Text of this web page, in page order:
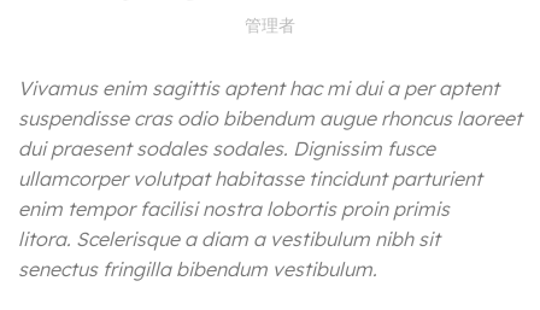
管理者
Vivamus enim sagittis aptent hac mi dui a per aptent
suspendisse cras odio bibendum augue rhoncus laoreet
dui praesent sodales sodales. Dignissim fusce
ullamcorper volutpat habitasse tincidunt parturient
enim tempor facilisi nostra lobortis proin primis
litora. Scelerisque a diam a vestibulum nibh sit
senectus fringilla bibendum vestibulum.